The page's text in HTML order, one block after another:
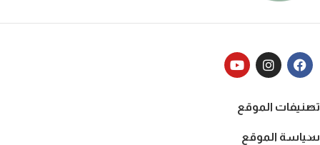
تصنيفات الموقع
سياسة الموقع